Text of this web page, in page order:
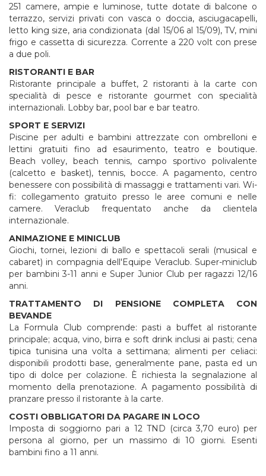
251 camere, ampie e luminose, tutte dotate di balcone o
terrazzo, servizi privati con vasca o doccia, asciugacapelli,
letto king size, aria condizionata (dal 15/06 al 15/09), TV, mini
frigo e cassetta di sicurezza. Corrente a 220 volt con prese
a due poli.
RISTORANTI E BAR
Ristorante principale a buffet, 2 ristoranti à la carte con
specialità di pesce e ristorante gourmet con specialità
internazionali. Lobby bar, pool bar e bar teatro.
SPORT E SERVIZI
Piscine per adulti e bambini attrezzate con ombrelloni e
lettini gratuiti fino ad esaurimento, teatro e boutique.
Beach volley, beach tennis, campo sportivo polivalente
(calcetto e basket), tennis, bocce. A pagamento, centro
benessere con possibilità di massaggi e trattamenti vari. Wi-
fi: collegamento gratuito presso le aree comuni e nelle
camere. Veraclub frequentato anche da clientela
internazionale.
ANIMAZIONE E MINICLUB
Giochi, tornei, lezioni di ballo e spettacoli serali (musical e
cabaret) in compagnia dell'Equipe Veraclub. Super-miniclub
per bambini 3-11 anni e Super Junior Club per ragazzi 12/16
anni.
TRATTAMENTO DI PENSIONE COMPLETA CON
BEVANDE
La Formula Club comprende: pasti a buffet al ristorante
principale; acqua, vino, birra e soft drink inclusi ai pasti; cena
tipica tunisina una volta a settimana; alimenti per celiaci:
disponibili prodotti base, generalmente pane, pasta ed un
tipo di dolce per colazione. È richiesta la segnalazione al
momento della prenotazione. A pagamento possibilità di
pranzare presso il ristorante à la carte.
COSTI OBBLIGATORI DA PAGARE IN LOCO
Imposta di soggiorno pari a 12 TND (circa 3,70 euro) per
persona al giorno, per un massimo di 10 giorni. Esenti
bambini fino a 11 anni.